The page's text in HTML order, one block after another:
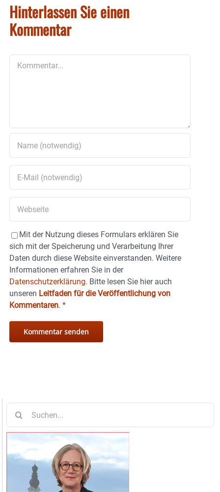
Hinterlassen Sie einen
Kommentar
Mit der Nutzung dieses Formulars erklären Sie
sich mit der Speicherung und Verarbeitung Ihrer
Daten durch diese Website einverstanden. Weitere
Informationen erfahren Sie in der
Datenschutzerklärung. Bitte lesen Sie hier auch
unseren Leitfaden für die Veröffentlichung von
Kommentaren. *
nach: